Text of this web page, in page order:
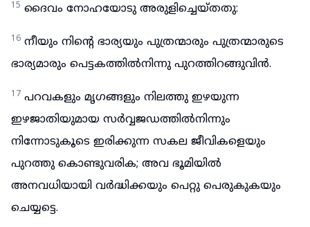
15 ദൈവം നോഹയോടു അരുളിച്ചെയ്തതു:
16 നീയും നിന്റെ ഭാര്യയും പുത്രന്മാരും പുത്രന്മാരുടെ
ഭാര്യമാരും പെട്ടകത്തിൽനിന്നു പുറത്തിറങ്ങുവിൻ.
17 പറവകളും മൃഗങ്ങളും നിലത്തു ഇഴയുന്ന
ഇഴജാതിയുമായ സർവ്വജഡത്തിൽനിന്നും
നിന്നോടുകൂടെ ഇരിക്കുന്ന സകല ജീവികളെയും
പുറത്തു കൊണ്ടുവരിക; അവ ഭൂമിയിൽ
അനവധിയായി വർദ്ധിക്കയും പെറ്റു പെരുകുകയും
ചെയ്യട്ടെ.